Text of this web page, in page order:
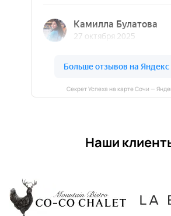
Секрет Успеха на карте Сочи —
Наши